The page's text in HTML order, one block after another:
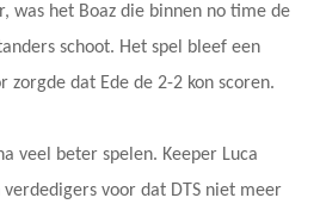
was het Boaz die binnen no time de
schoot. Het spel bleef een
zorgde dat Ede de 2-2 kon scoren.
veel beter spelen. Keeper Luca
voor dat DTS niet meer